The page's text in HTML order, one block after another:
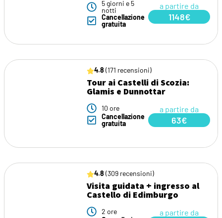
5 giorni e 5
notti
Cancellazione
gratuita
a partire da
1148€
4.8 (171 recensioni)
Tour ai Castelli di Scozia:
Glamis e Dunnottar
10 ore
Cancellazione
gratuita
a partire da
63€
4.8 (309 recensioni)
Visita guidata + ingresso al
Castello di Edimburgo
2 ore
a partire da